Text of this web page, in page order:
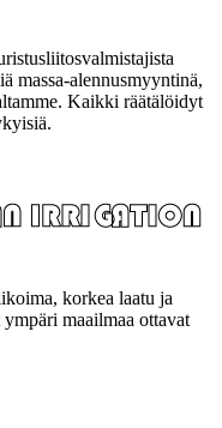
massa-alennusmyyntinä,
Kaikki räätälöidyt
korkea laatu ja
maailmaa ottavat